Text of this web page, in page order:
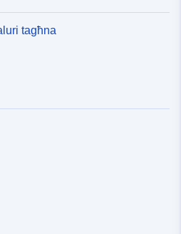
tagħna